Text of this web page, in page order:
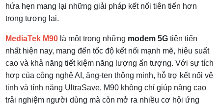
hứa hẹn mang lại những giải pháp kết nối tiên tiến hơn
trong tương lai.
MediaTek M90 là một trong những modem 5G tiên tiến
nhất hiện nay, mang đến tốc độ kết nối mạnh mẽ, hiệu suất
cao và khả năng tiết kiệm năng lượng ấn tượng. Với sự tích
hợp của công nghệ AI, ăng-ten thông minh, hỗ trợ kết nối vệ
tinh và tính năng UltraSave, M90 không chỉ giúp nâng cao
trải nghiệm người dùng mà còn mở ra nhiều cơ hội ứng